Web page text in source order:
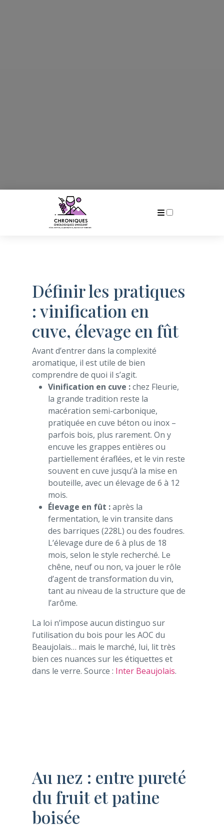
Définir les pratiques
: vinification en
cuve, élevage en fût
Avant d’entrer dans la complexité
aromatique, il est utile de bien
comprendre de quoi il s’agit.
Vinification en cuve :chez Fleurie,
la grande tradition reste la
macération semi-carbonique,
pratiquée en cuve béton ou inox –
parfois bois, plus rarement. On y
encuve les grappes entières ou
partiellement éraflées, et le vin reste
souvent en cuve jusqu’à la mise en
bouteille, avec un élevage de 6 à 12
mois.
Élevage en fût :après la
fermentation, le vin transite dans
des barriques (228L) ou des foudres.
L’élevage dure de 6 à plus de 18
mois, selon le style recherché. Le
chêne, neuf ou non, va jouer le rôle
d’agent de transformation du vin,
tant au niveau de la structure que de
l’arôme.
La loi n’impose aucun distinguo sur
l’utilisation du bois pour les AOC du
Beaujolais… mais le marché, lui, lit très
bien ces nuances sur les étiquettes et
dans le verre. Source : Inter Beaujolais.
Au nez : entre pureté
du fruit et patine
boisée